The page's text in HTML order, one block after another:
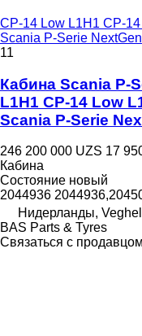
CP-14 Low L1H1 CP-
Scania P-Serie NextGen
11
Кабина Scania P-
L1H1 CP-14 Low
Scania P-Serie
246 200 000 UZS 17
Кабина
Состояние новый
2044936
Нидерланды, Veghel
BAS Parts & Tyres
Связаться с продавцом